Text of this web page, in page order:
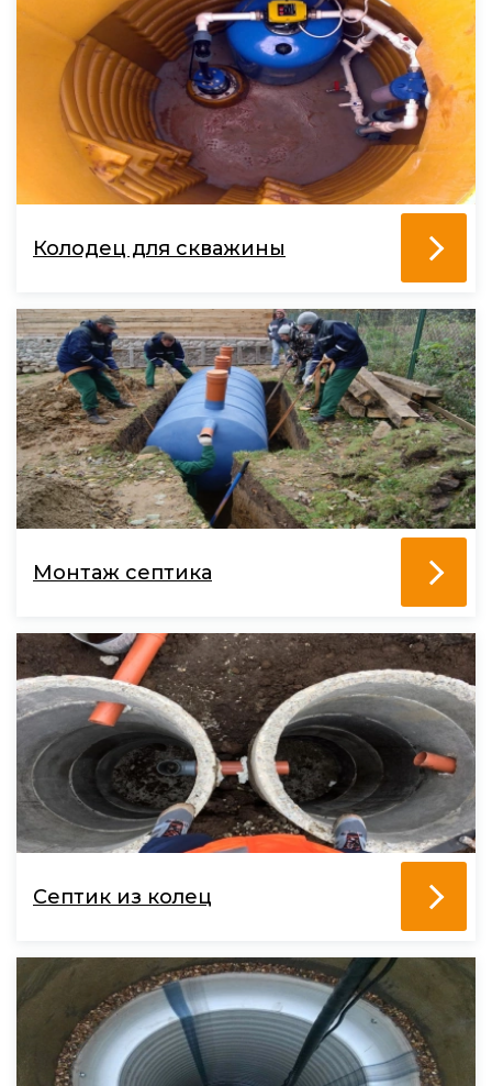
Колодец для скважины
Монтаж септика
Септик из колец